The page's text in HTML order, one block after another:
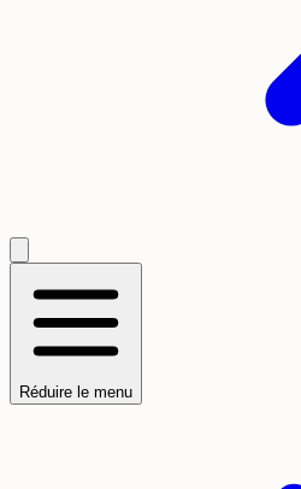
Réduire le menu